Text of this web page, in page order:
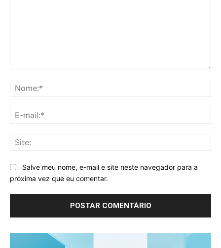
Salve meu nome, e-mail e site neste navegador para a
próxima vez que eu comentar.